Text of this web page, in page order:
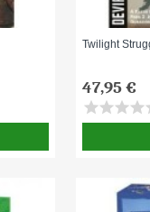
Twilight
47,95 €
starstarstarstar